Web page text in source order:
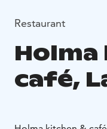
Restaurant
café,